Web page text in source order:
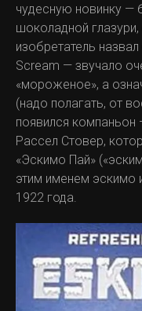
чудесную новинку —
шоколадной
изобретатель
Scream — звучало
«мороженое», а
(надо полагать, от
появился
Рассел Стовер,
«Эскимо Пай»
этим именем эскимо
1922 года.